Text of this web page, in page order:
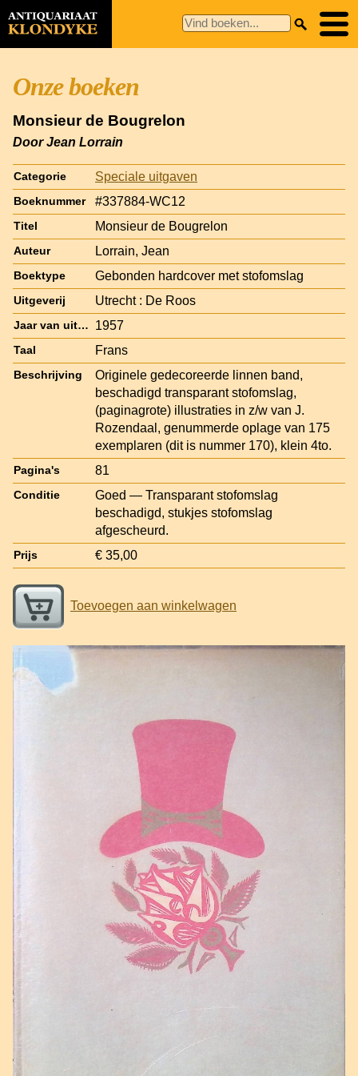
Onze boeken
Monsieur de Bougrelon
Door Jean Lorrain
Categorie Speciale uitgaven
Boeknummer #337884-WC12
Titel Monsieur de Bougrelon
Auteur Lorrain, Jean
Boektype Gebonden hardcover met stofomslag
Uitgeverij Utrecht : De Roos
Jaar van uitgave 1957
Taal Frans
Beschrijving
Originele gedecoreerde linnen band,
beschadigd transparant stofomslag,
(paginagrote) illustraties in z/w van J.
Rozendaal, genummerde oplage van 175
exemplaren (dit is nummer 170), klein 4to.
Pagina's 81
Conditie
Goed — Transparant stofomslag
beschadigd, stukjes stofomslag
afgescheurd.
Prijs € 35,00
Toevoegen aan winkelwagen